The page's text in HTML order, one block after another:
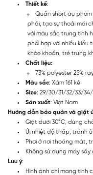
Thiết kế:
Quần short âu
phải, tạo sự thoải mái
với màu sắc trung tính
phối hợp với nhiều kiểu
khỏe khoắn, trẻ trung
Chất liệu:
73% polyester 25%
Màu sắc: Xám 161 kẻ
Size: 29/30/31/32/33/34/
Sản xuất: Việt Nam
Hướng dẫn bảo quản và giặt
Giặt dưới 30°C, dùng
Ủi nhiệt độ thấp, tránh
Phơi ở nơi thoáng mát,
Không sử dụng máy
Lưu ý:
Hình ảnh chỉ mang tính